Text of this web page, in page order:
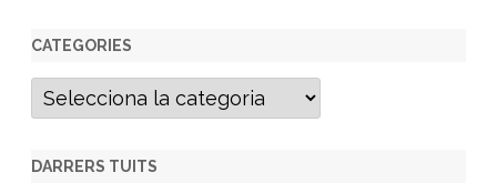
CATEGORIES
C
t
g
DARRERS TUITS